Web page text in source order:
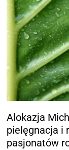
Alokazja
pielęgnacja i
pasjonatów